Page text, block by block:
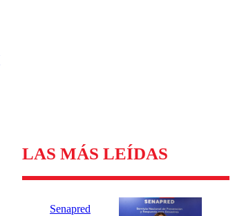
LAS MÁS LEÍDAS
Senapred